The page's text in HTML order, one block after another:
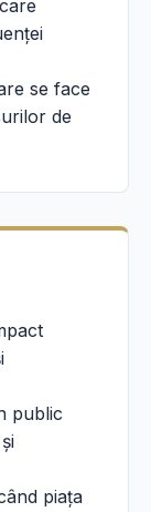
se face
de
public
piața